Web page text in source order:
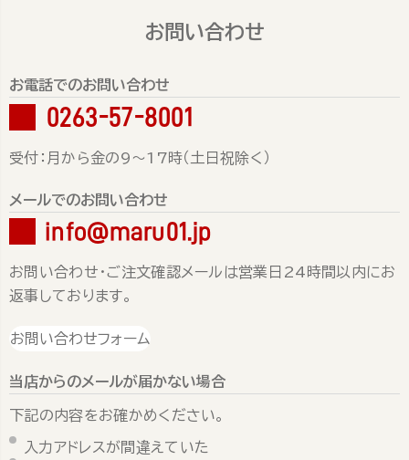
お問い合わせ
お電話でのお問い合わせ
0263-57-8001
受付：月から金の9～17時（土日祝除く）
メールでのお問い合わせ
info@maru01.jp
お問い合わせ・ご注文確認メールは営業日24時間以内にお
返事しております。
お問い合わせフォーム
当店からのメールが届かない場合
下記の内容をお確かめください。
入力アドレスが間違えていた